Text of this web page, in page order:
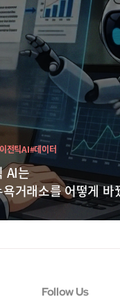
AI는
거래소를 어떻게 바
전틱AI#데이터
Follow Us